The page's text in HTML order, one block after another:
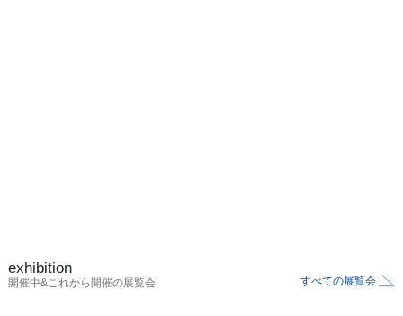
exhibition
開催中&これから開催の展覧会 すべての展覧会